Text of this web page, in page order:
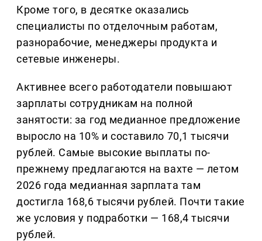
Кроме того, в десятке оказались
специалисты по отделочным работам,
разнорабочие, менеджеры продукта и
сетевые инженеры.
Активнее всего работодатели повышают
зарплаты сотрудникам на полной
занятости: за год медианное предложение
выросло на 10% и составило 70,1 тысячи
рублей. Самые высокие выплаты по-
прежнему предлагаются на вахте — летом
2026 года медианная зарплата там
достигла 168,6 тысячи рублей. Почти такие
же условия у подработки — 168,4 тысячи
рублей.